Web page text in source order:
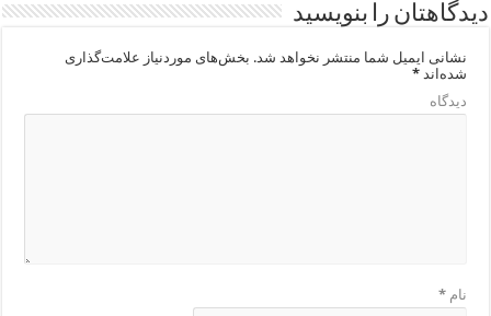
دیدگاهتان را بنویسید
نشانی ایمیل شما منتشر نخواهد شد. بخش‌های موردنیاز علامت‌گذاری
شده‌اند*
دیدگاه
نام*